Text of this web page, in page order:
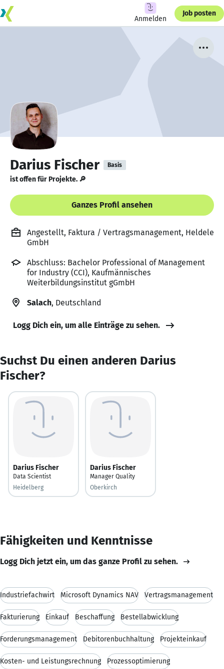
Anmelden
Job posten
Darius Fischer Basis
ist offen für Projekte. 🔎
Ganzes Profil ansehen
Angestellt, Faktura / Vertragsmanagement, Heldele
GmbH
Abschluss: Bachelor Professional of Management
for Industry (CCI), Kaufmännisches
Weiterbildungsinstitut gGmbH
Salach, Deutschland
Logg Dich ein, um alle Einträge zu sehen.
Suchst Du einen anderen Darius
Fischer?
Darius Fischer
Data Scientist
Heidelberg
Darius Fischer
Manager Quality
Oberkirch
Fähigkeiten und Kenntnisse
Logg Dich jetzt ein, um das ganze Profil zu sehen.
Industriefachwirt Microsoft Dynamics NAV Vertragsmanagement
Fakturierung Einkauf Beschaffung Bestellabwicklung
Forderungsmanagement Debitorenbuchhaltung Projekteinkauf
Kosten- und Leistungsrechnung Prozessoptimierung